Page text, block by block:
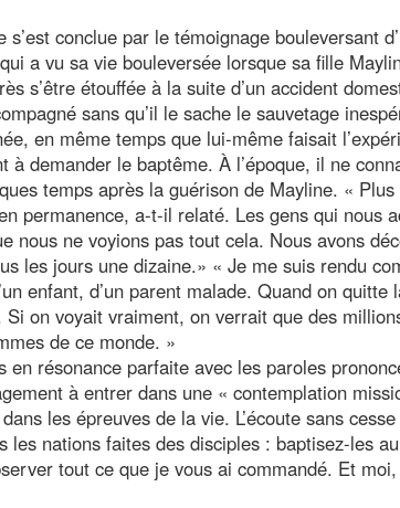
s’est conclue par le témoignage bouleversant
a vu sa vie bouleversée lorsque sa fille
s’être étouffée à la suite d’un accident
sans qu’il le sache le sauvetage
en même temps que lui-même faisait
à demander le baptême. À l’époque, il ne
temps après la guérison de Mayline. «
permanence, a-t-il relaté. Les gens qui nous
nous ne voyions pas tout cela. Nous avons
les jours une dizaine.» « Je me suis rendu
enfant, d’un parent malade. Quand on
Si on voyait vraiment, on verrait que des
de ce monde. »
en résonance parfaite avec les paroles
à entrer dans une « contemplation
les épreuves de la vie. L’écoute sans
les nations faites des disciples : baptisez-les
tout ce que je vous ai commandé. Et